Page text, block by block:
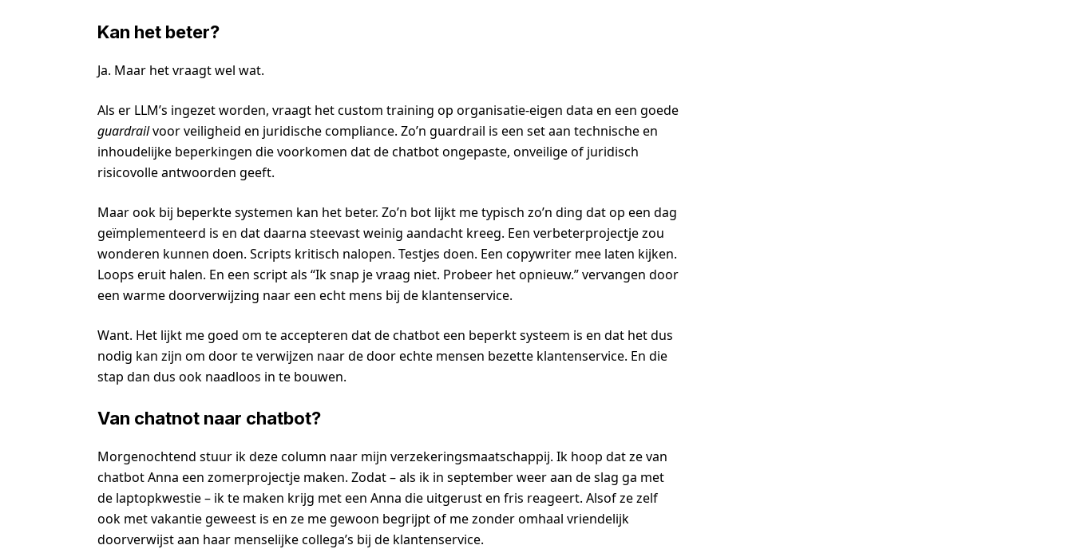
Kan het beter?
Ja. Maar het vraagt wel wat.
Als er LLM’s ingezet worden, vraagt het custom training op organisatie-eigen data en een goede
guardrailvoor veiligheid en juridische compliance. Zo’n guardrail is een set aan technische en
inhoudelijke beperkingen die voorkomen dat de chatbot ongepaste, onveilige of juridisch
risicovolle antwoorden geeft.
Maar ook bij beperkte systemen kan het beter. Zo’n bot lijkt me typisch zo’n ding dat op een dag
geïmplementeerd is en dat daarna steevast weinig aandacht kreeg. Een verbeterprojectje zou
wonderen kunnen doen. Scripts kritisch nalopen. Testjes doen. Een copywriter mee laten kijken.
Loops eruit halen. En een script als “Ik snap je vraag niet. Probeer het opnieuw.” vervangen door
een warme doorverwijzing naar een echt mens bij de klantenservice.
Want. Het lijkt me goed om te accepteren dat de chatbot een beperkt systeem is en dat het dus
nodig kan zijn om door te verwijzen naar de door echte mensen bezette klantenservice. En die
stap dan dus ook naadloos in te bouwen.
Van chatnot naar chatbot?
Morgenochtend stuur ik deze column naar mijn verzekeringsmaatschappij. Ik hoop dat ze van
chatbot Anna een zomerprojectje maken. Zodat – als ik in september weer aan de slag ga met
de laptopkwestie – ik te maken krijg met een Anna die uitgerust en fris reageert. Alsof ze zelf
ook met vakantie geweest is en ze me gewoon begrijpt of me zonder omhaal vriendelijk
doorverwijst aan haar menselijke collega’s bij de klantenservice.